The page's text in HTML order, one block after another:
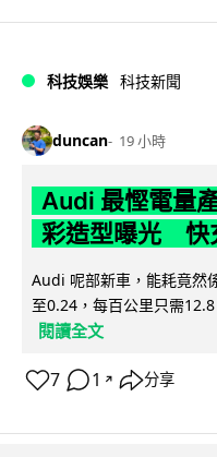
科技娛樂 科技新聞
duncan 19 小時
Audi 最慳電量
彩造型曝光 快
Audi 呢部新車，能耗竟然
至0.24，每百公里只需
閱讀全文
7 1 ↗ 分享